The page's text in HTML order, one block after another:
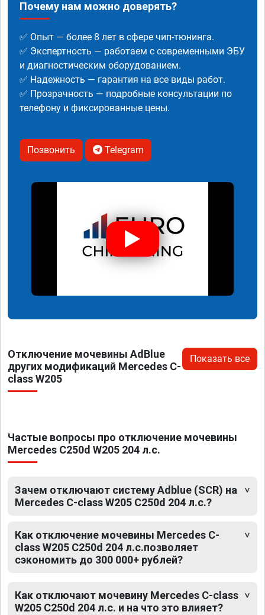
Почему нам можно доверять?
✅ Опыт — более 8 лет в сфере чип-тюнинга.
✅ Экспертность — работаем с современными ЭБУ
и диагностическим оборудованием.
✅ Надежность — гарантия на все виды работ.
✅ Прозрачность — подробные консультации по
телефону и фиксированные цены.
Позвонить Telegram
Отключение мочевины AdBlue
других модификаций Mercedes C-
class W205
Показать все
Частые вопросы про отключение мочевины
Mercedes C250d W205 204 л.с.
Зачем отключают систему Adblue (SCR) на
Mercedes C-class W205 C250d 204 л.с.?
Как отключение мочевины Mercedes C-
class W205 C250d 204 л.с.позволяет
сэкономить до 300 000+ рублей?
Как отключают мочевину Mercedes C-class
W205 C250d 204 л.с. и на что это влияет?